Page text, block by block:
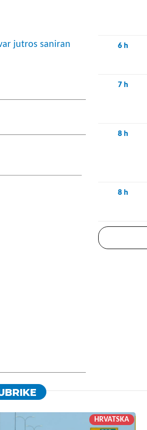
jutros saniran 6 h
7 h
8 h
8 h
HRVATSKA